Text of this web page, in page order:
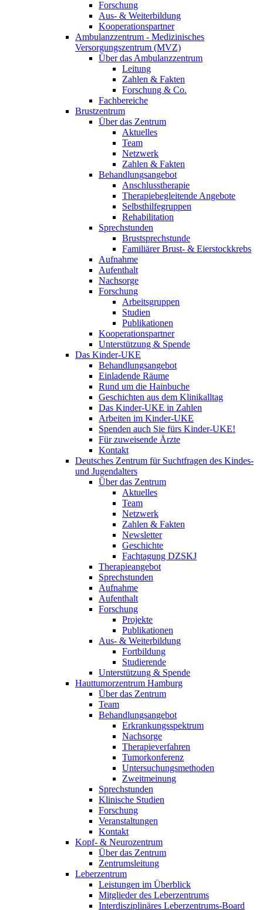
Forschung
Aus- & Weiterbildung
Kooperationspartner
Ambulanzzentrum - Medizinisches
Versorgungszentrum (MVZ)
Über das Ambulanzzentrum
Leitung
Zahlen & Fakten
Forschung & Co.
Fachbereiche
Brustzentrum
Über das Zentrum
Aktuelles
Team
Netzwerk
Zahlen & Fakten
Behandlungsangebot
Anschlusstherapie
Therapiebegleitende Angebote
Selbsthilfegruppen
Rehabilitation
Sprechstunden
Brustsprechstunde
Familiärer Brust- & Eierstockkrebs
Aufnahme
Aufenthalt
Nachsorge
Forschung
Arbeitsgruppen
Studien
Publikationen
Kooperationspartner
Unterstützung & Spende
Das Kinder-UKE
Behandlungsangebot
Einladende Räume
Rund um die Hainbuche
Geschichten aus dem Klinikalltag
Das Kinder-UKE in Zahlen
Arbeiten im Kinder-UKE
Spenden auch Sie fürs Kinder-UKE!
Für zuweisende Ärzte
Kontakt
Deutsches Zentrum für Suchtfragen des Kindes-
und Jugendalters
Über das Zentrum
Aktuelles
Team
Netzwerk
Zahlen & Fakten
Newsletter
Geschichte
Fachtagung DZSKJ
Therapieangebot
Sprechstunden
Aufnahme
Aufenthalt
Forschung
Projekte
Publikationen
Aus- & Weiterbildung
Fortbildung
Studierende
Unterstützung & Spende
Hauttumorzentrum Hamburg
Über das Zentrum
Team
Behandlungsangebot
Erkrankungsspektrum
Nachsorge
Therapieverfahren
Tumorkonferenz
Untersuchungsmethoden
Zweitmeinung
Sprechstunden
Klinische Studien
Forschung
Veranstaltungen
Kontakt
Kopf- & Neurozentrum
Über das Zentrum
Zentrumsleitung
Leberzentrum
Leistungen im Überblick
Mitglieder des Leberzentrums
Interdisziplinäres Leberzentrums-Board